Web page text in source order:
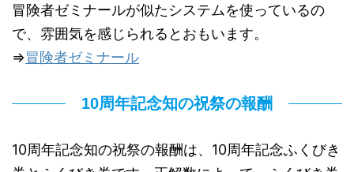
冒険者ゼミナールが似たシステムを使っているの
で、雰囲気を感じられるとおもいます。
⇒冒険者ゼミナール
10周年記念知の祝祭の報酬
10周年記念知の祝祭の報酬は、10周年記念ふくびき